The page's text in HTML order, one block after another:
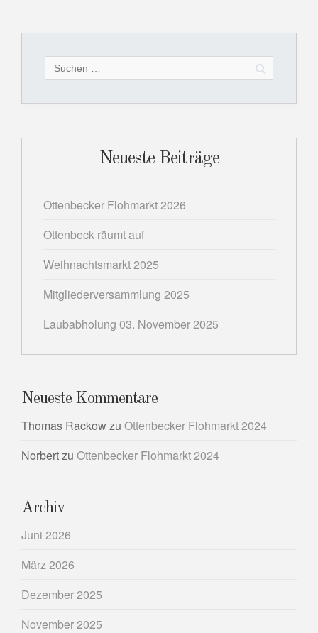
nach:
Neueste Beiträge
Ottenbecker Flohmarkt 2026
Ottenbeck räumt auf
Weihnachtsmarkt 2025
Mitgliederversammlung 2025
Laubabholung 03. November 2025
Neueste Kommentare
Thomas Rackowzu Ottenbecker Flohmarkt 2024
Norbertzu Ottenbecker Flohmarkt 2024
Archiv
Juni 2026
März 2026
Dezember 2025
November 2025